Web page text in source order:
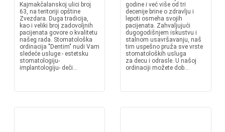
Kajmakčalanskoj ulici broj
63, na teritoriji opštine
Zvezdara. Duga tradicija,
kao i veliki broj zadovoljnih
pacijenata govore o kvalitetu
našeg rada. Stomatološka
ordinacija "Dentim" nudi Vam
sledeće usluge:- estetsku
stomatologiju-
implantologiju- deči...
godine i već više od tri
decenije brine o zdravlju i
lepoti osmeha svojih
pacijenata. Zahvaljujući
dugogodišnjem iskustvu i
stalnom usavršavanju, naš
tim uspešno pruža sve vrste
stomatoloških usluga
za decu i odrasle. U našoj
ordinaciji možete dob...